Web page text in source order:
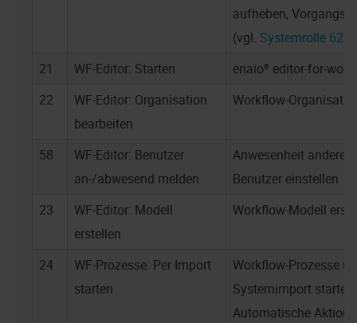
aufheben,
(vgl. Systemrolle 62
21
WF-Editor: Starten
enaio® editor-for-
22
WF-Editor: Organisation
bearbeiten
Workflow-
58
WF-Editor: Benutzer
an-/abwesend melden
Anwesenheit anderer
Benutzer einstellen
23
WF-Editor: Modell
erstellen
Workflow-Modell
24
WF-Prozesse: Per Import
starten
Workflow-Prozesse
Systemimport
Automatische Aktion